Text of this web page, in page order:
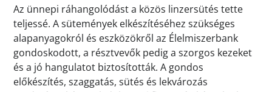
Az ünnepi ráhangolódást a közös linzersütés tette
teljessé. A sütemények elkészítéséhez szükséges
alapanyagokról és eszközökről az Élelmiszerbank
gondoskodott, a résztvevők pedig a szorgos kezeket
és a jó hangulatot biztosították. A gondos
előkészítés, szaggatás, sütés és lekvározás